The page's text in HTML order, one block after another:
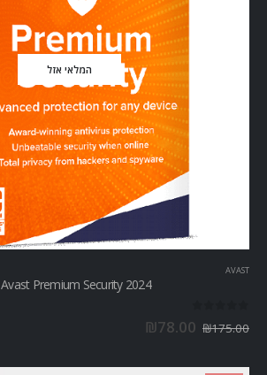
המלאי אזל
AVAST
Avast Premium Security 2024 - רישיון שנתי למחשב אחד
₪175.00
₪78.00